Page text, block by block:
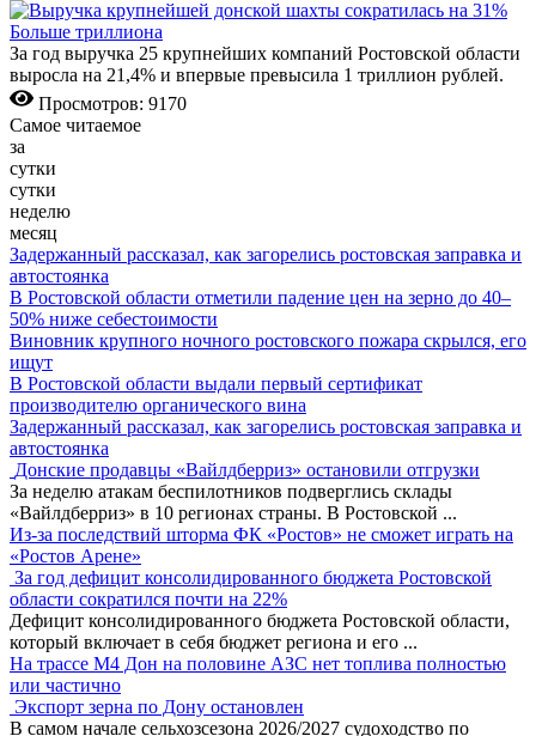
Больше триллиона
За год выручка 25 крупнейших компаний Ростовской области
выросла на 21,4% и впервые превысила 1 триллион рублей.
Просмотров: 9170
Самое читаемое
за
сутки
сутки
неделю
месяц
Задержанный рассказал, как загорелись ростовская заправка и
автостоянка
В Ростовской области отметили падение цен на зерно до 40–
50% ниже себестоимости
Виновник крупного ночного ростовского пожара скрылся, его
ищут
В Ростовской области выдали первый сертификат
производителю органического вина
Задержанный рассказал, как загорелись ростовская заправка и
автостоянка
Донские продавцы «Вайлдберриз» остановили отгрузки
За неделю атакам беспилотников подверглись склады
«Вайлдберриз» в 10 регионах страны. В Ростовской ...
Из-за последствий шторма ФК «Ростов» не сможет играть на
«Ростов Арене»
За год дефицит консолидированного бюджета Ростовской
области сократился почти на 22%
Дефицит консолидированного бюджета Ростовской области,
который включает в себя бюджет региона и его ...
На трассе М4 Дон на половине АЗС нет топлива полностью
или частично
Экспорт зерна по Дону остановлен
В самом начале сельхозсезона 2026/2027 судоходство по